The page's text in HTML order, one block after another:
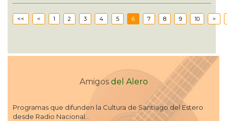
<< < 1 2 3 4 5 6 7 8 9 10 >
Amigos del Alero
Programas que difunden la Cultura de Santiago del Estero
desde Radio Nacional...